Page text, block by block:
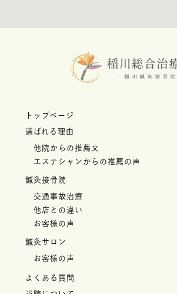
トップページ
選ばれる理由
他院からの推薦文
エステシャンからの推薦の声
鍼灸接骨院
交通事故治療
他店との違い
お客様の声
鍼灸サロン
お客様の声
よくある質問